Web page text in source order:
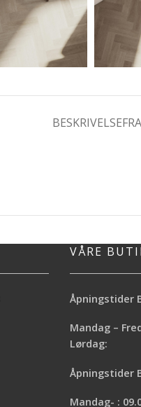
BESKRIVELSE
VÅRE
Åpningstider
Mandag –
Lørdag:
Åpningstider
Mandag- :